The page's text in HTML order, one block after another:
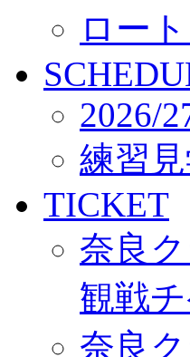
ロー
2026/
練習
TICKET
奈良
観戦
奈良